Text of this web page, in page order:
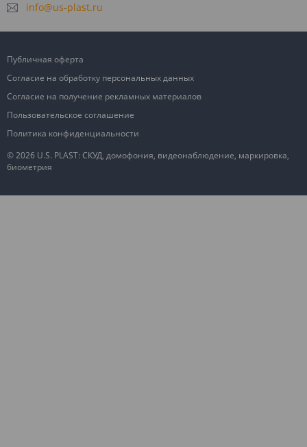
info@us-plast.ru
© 2026 U.S. PLAST: СКУД, домофония, видеонаблюдение, маркировка,
биометрия
Публичная оферта
Согласие на обработку персональных данных
Согласие на получение рекламных материалов
Пользовательское соглашение
Политика конфиденциальности